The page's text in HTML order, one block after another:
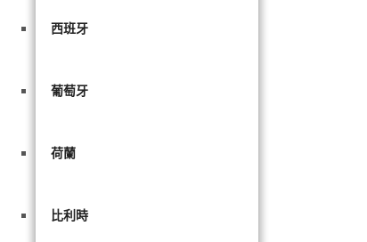
西班牙
葡萄牙
荷蘭
比利時